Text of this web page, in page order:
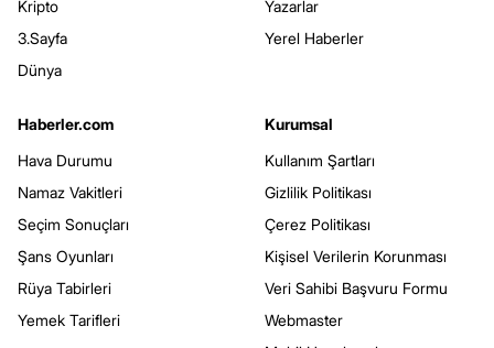
Kripto
3.Sayfa
Dünya
Yazarlar
Yerel Haberler
Haberler.com
Hava Durumu
Namaz Vakitleri
Seçim Sonuçları
Şans Oyunları
Rüya Tabirleri
Yemek Tarifleri
Kurumsal
Kullanım Şartları
Gizlilik Politikası
Çerez Politikası
Kişisel Verilerin Korunması
Veri Sahibi Başvuru Formu
Webmaster